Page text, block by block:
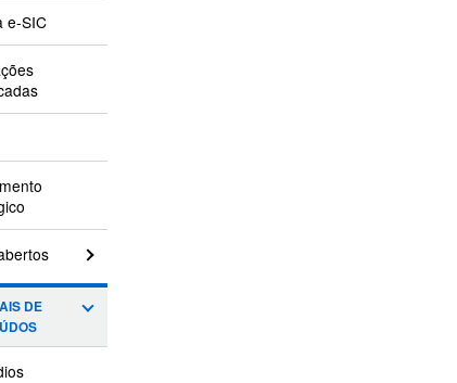
e-SIC
DE